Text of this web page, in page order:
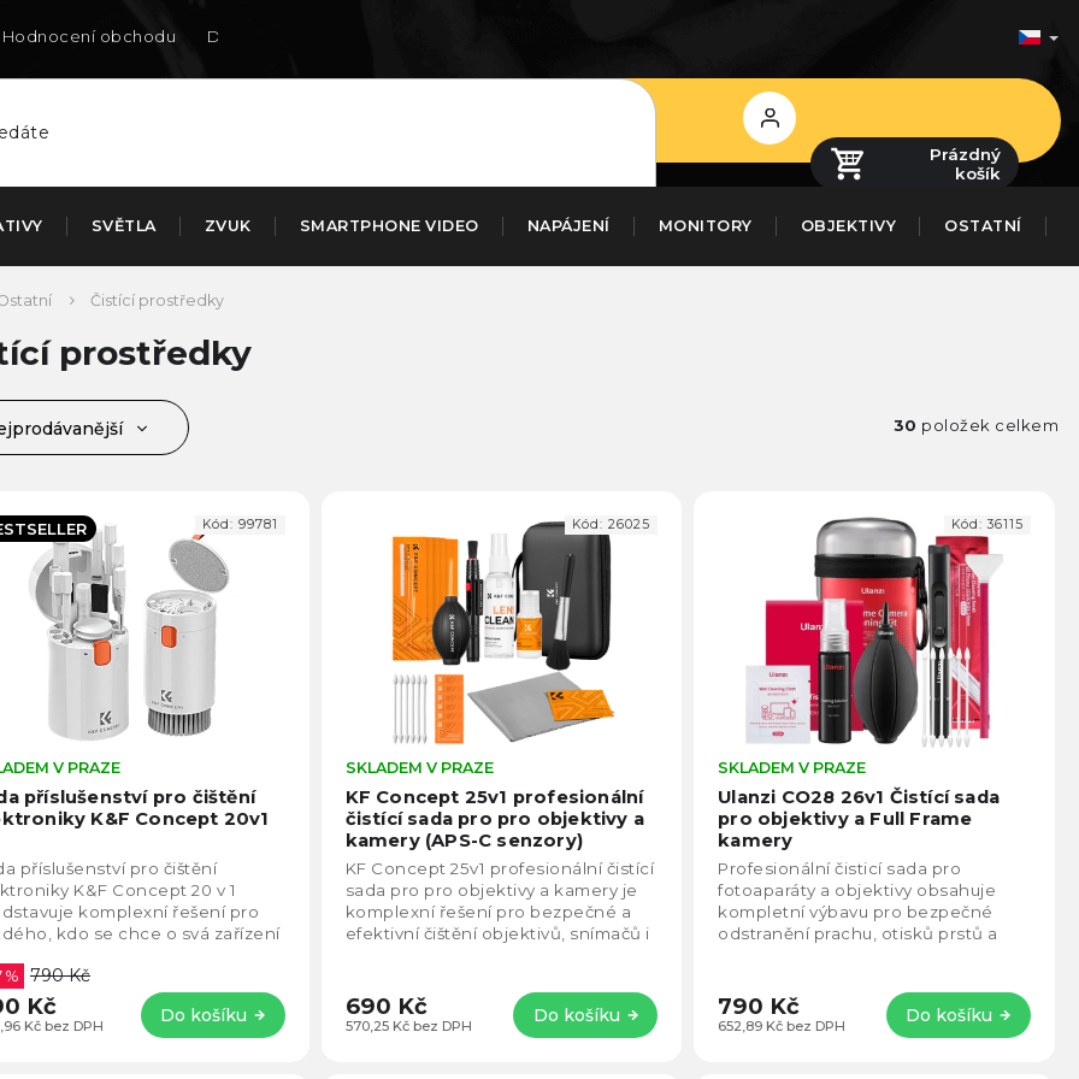
Hodnocení obchodu Doručení na SK
Přihlášení
Prázdný
košík
SVĚTLA ZVUK SMARTPHONE VIDEO NAPÁJENÍ MONITORY OBJEKTIVY OSTATNÍ
Čistící prostředky
prostředky
30 položek celkem
příslušenství pro čištění
K&F Concept 20v1
Průměrné
hodnocení
produktu
hvězdiček.
V PRAZE
Kč bez DPH
% 790 Kč
Kč Do košíku
příslušenství pro čištění
K&F Concept 20 v 1
komplexní řešení pro
kdo se chce o svá zařízení
Kód: 99781
KF Concept 25v1 profesionální
čistící sada pro pro objektivy a
kamery (APS-C senzory)
KF08.078
Průměrné
hodnocení
produktu
hvězdiček.
SKLADEM V PRAZE
570,25 Kč bez DPH
690 Kč Do košíku
KF Concept 25v1 profesionální čistící
sada pro pro objektivy a kamery je
komplexní řešení pro bezpečné a
efektivní čištění objektivů, snímačů i
Kód:26025
Ulanzi CO28 26v1 Čistící sada
pro objektivy a Full Frame
kamery
SKLADEM V PRAZE
652,89 Kč bez DPH
790 Kč Do košíku
Profesionální čisticí sada pro
fotoaparáty a objektivy obsahuje
kompletní výbavu pro bezpečné
odstranění prachu, otisků prstů a
Kód:36115